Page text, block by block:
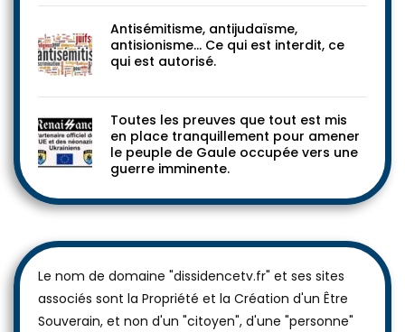
Antisémitisme, antijudaïsme,
antisionisme… Ce qui est interdit, ce
qui est autorisé.
Toutes les preuves que tout est mis
en place tranquillement pour amener
le peuple de Gaule occupée vers une
guerre imminente.
Le nom de domaine "dissidencetv.fr" et ses sites
associés sont la Propriété et la Création d'un Être
Souverain, et non d'un "citoyen", d'une "personne"